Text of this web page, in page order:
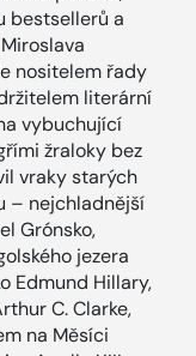
bestsellerů a
nositelem řady
literární
vybuchující
žraloky bez
vraky starých
– nejchladnější
Grónsko,
jezera
Edmund Hillary,
C. Clarke,
na Měsíci